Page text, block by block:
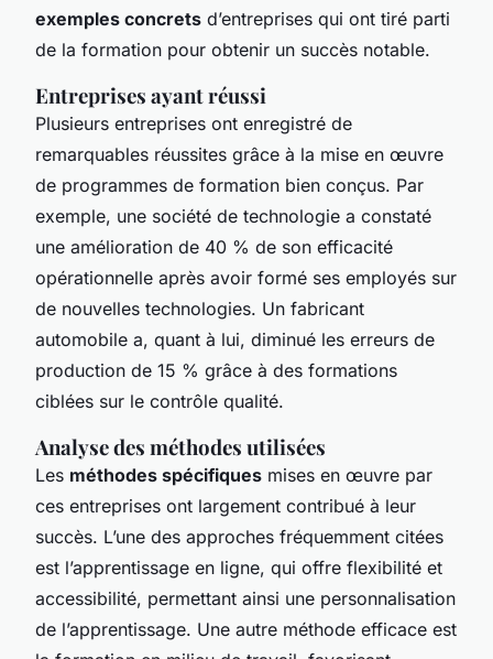
exemples concrets d’entreprises qui ont tiré parti
de la formation pour obtenir un succès notable.
Entreprises ayant réussi
Plusieurs entreprises ont enregistré de
remarquables réussites grâce à la mise en œuvre
de programmes de formation bien conçus. Par
exemple, une société de technologie a constaté
une amélioration de 40 % de son efficacité
opérationnelle après avoir formé ses employés sur
de nouvelles technologies. Un fabricant
automobile a, quant à lui, diminué les erreurs de
production de 15 % grâce à des formations
ciblées sur le contrôle qualité.
Analyse des méthodes utilisées
Les méthodes spécifiques mises en œuvre par
ces entreprises ont largement contribué à leur
succès. L’une des approches fréquemment citées
est l’apprentissage en ligne, qui offre flexibilité et
accessibilité, permettant ainsi une personnalisation
de l’apprentissage. Une autre méthode efficace est